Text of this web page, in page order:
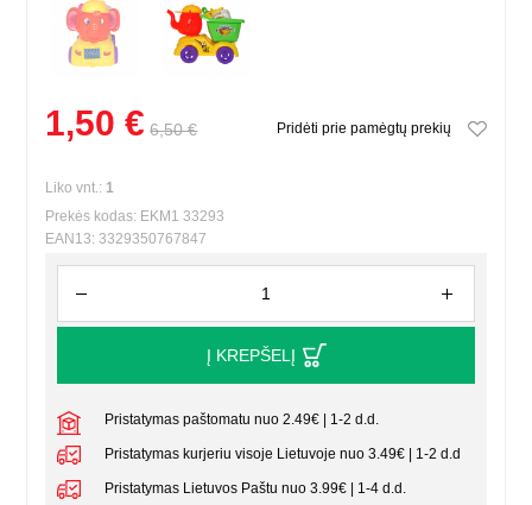
1,50 € 6,50 € Pridėti prie pamėgtų prekių
Liko vnt.: 1
Prekės kodas: EKM1 33293
EAN13: 3329350767847
Į KREPŠELĮ
Pristatymas paštomatu nuo 2.49€ | 1-2 d.d.
Pristatymas kurjeriu visoje Lietuvoje nuo 3.49€ | 1-2 d.d
Pristatymas Lietuvos Paštu nuo 3.99€ | 1-4 d.d.